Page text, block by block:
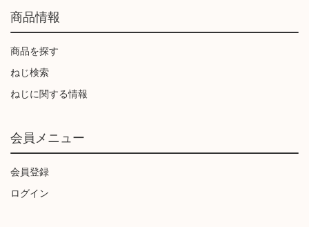
商品情報
商品を探す
ねじ検索
ねじに関する情報
会員メニュー
会員登録
ログイン